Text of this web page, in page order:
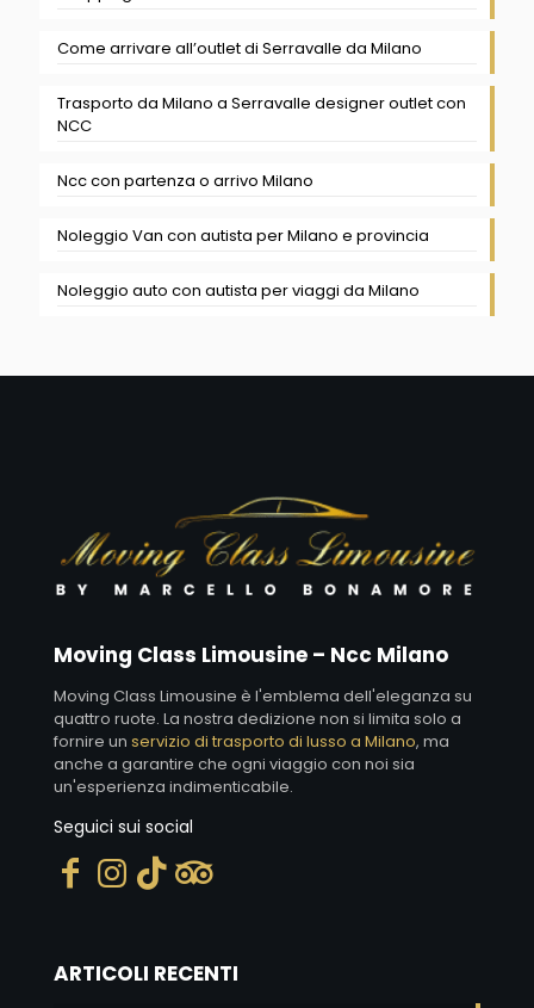
Come arrivare all’outlet di Serravalle da Milano
Trasporto da Milano a Serravalle designer outlet con
NCC
Ncc con partenza o arrivo Milano
Noleggio Van con autista per Milano e provincia
Noleggio auto con autista per viaggi da Milano
Moving Class Limousine – Ncc Milano
Moving Class Limousine è l'emblema dell'eleganza su
quattro ruote. La nostra dedizione non si limita solo a
fornire un servizio di trasporto di lusso a Milano, ma
anche a garantire che ogni viaggio con noi sia
un'esperienza indimenticabile.
Seguici sui social
ARTICOLI RECENTI